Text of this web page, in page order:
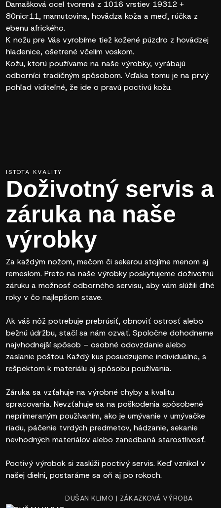
Damašková ocel tvorená z 1016 vrstiev 19312 +
80nicr11, mamutovina, hovädza koža a meď, rúčka z
ebenu afrického.
K nožu pre Vás vyrobíme tiež kožené púzdro z hovädzej
hladenice, ošetrené včelím voskom.
Kožu, ktorú používame na naše výrobky, vyrábajú
odborníci tradičným spôsobom. Vďaka tomu je na prvý
pohľad viditeľné, že ide o pravú poctivú kožu.
ISTOTA KVALITY
Doživotný servis a
záruka na naše
výrobky
Za každým nožom, mečom či sekerou stojíme menom aj
remeslom. Preto na naše výrobky poskytujeme doživotnú
záruku a možnosť odborného servisu, aby vám slúžili dlhé
roky v čo najlepšom stave.
Ak váš nôž potrebuje prebrúsiť, obnoviť ostrosť alebo
bežnú údržbu, stačí sa nám ozvať. Spoločne dohodneme
najvhodnejší spôsob – osobné odovzdanie alebo
zaslanie poštou. Každý kus posudzujeme individuálne, s
rešpektom k materiálu aj spôsobu používania.
Záruka sa vzťahuje na výrobné chyby a kvalitu
spracovania. Nevzťahuje sa na poškodenia spôsobené
neprimeraným používaním, ako je umývanie v umývačke
riadu, páčenie tvrdých predmetov, hádzanie, sekanie
nevhodných materiálov alebo zanedbaná starostlivosť.
Poctivý výrobok si zaslúži poctivý servis. Keď vznikol v
našej dielni, postaráme sa oň aj po rokoch.
DUŠAN KLIMO | ZÁKAZKOVÁ VÝROBA